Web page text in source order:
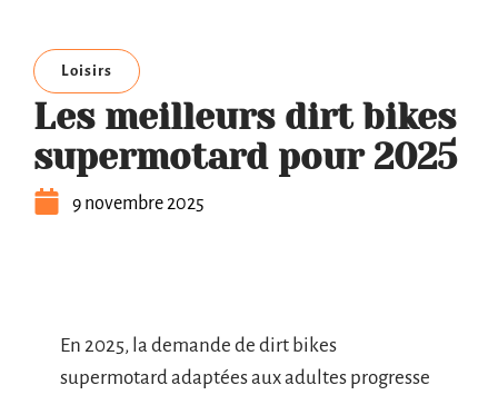
Loisirs
Les meilleurs dirt bikes
supermotard pour 2025
9 novembre 2025
En 2025, la demande de dirt bikes
supermotard adaptées aux adultes progresse